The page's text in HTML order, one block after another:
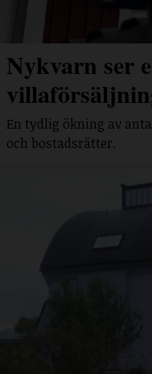
Nykvarn ser
En tydlig ökning av
och bostadsrätter.